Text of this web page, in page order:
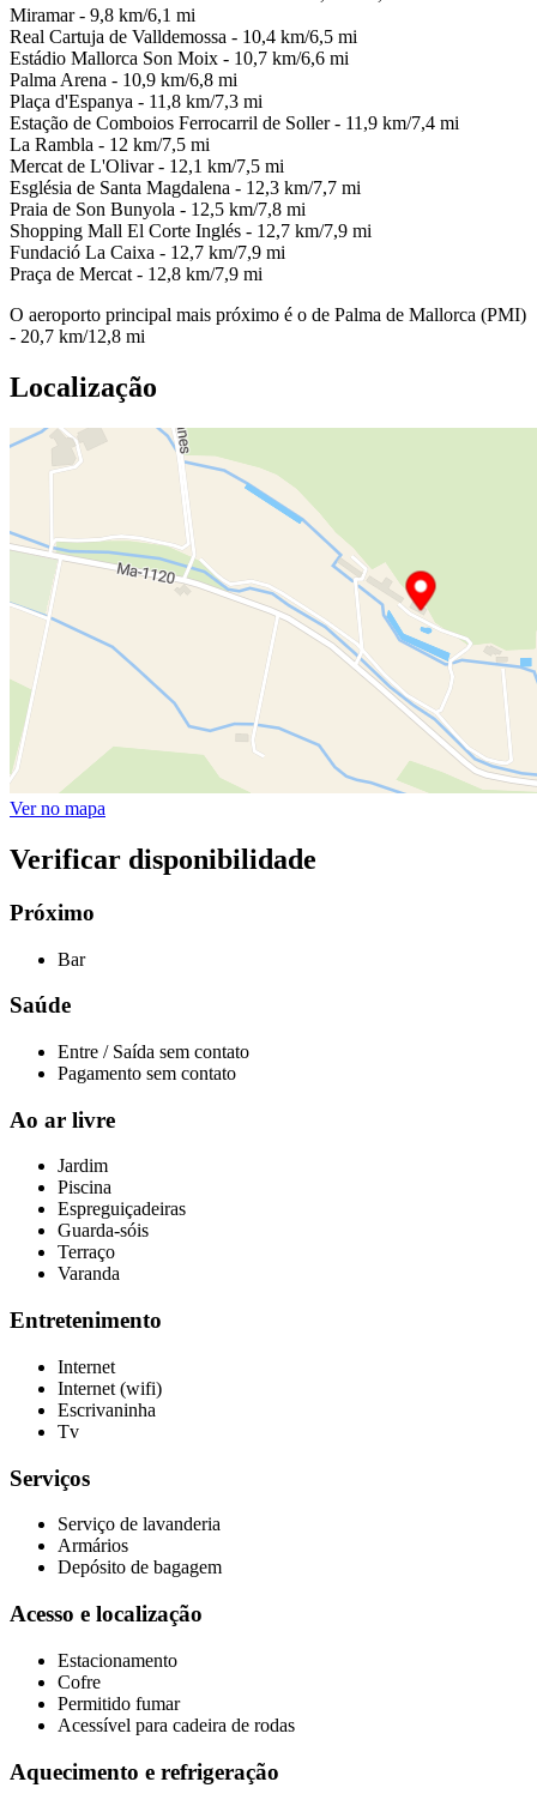
Miramar - 9,8 km/6,1 mi
Real Cartuja de Valldemossa - 10,4 km/6,5 mi
Estádio Mallorca Son Moix - 10,7 km/6,6 mi
Palma Arena - 10,9 km/6,8 mi
Plaça d'Espanya - 11,8 km/7,3 mi
Estação de Comboios Ferrocarril de Soller - 11,9 km/7,4 mi
La Rambla - 12 km/7,5 mi
Mercat de L'Olivar - 12,1 km/7,5 mi
Església de Santa Magdalena - 12,3 km/7,7 mi
Praia de Son Bunyola - 12,5 km/7,8 mi
Shopping Mall El Corte Inglés - 12,7 km/7,9 mi
Fundació La Caixa - 12,7 km/7,9 mi
Praça de Mercat - 12,8 km/7,9 mi
O aeroporto principal mais próximo é o de Palma de Mallorca (PMI)
- 20,7 km/12,8 mi
Localização
Ver no mapa
Verificar disponibilidade
Próximo
Bar
Saúde
Entre / Saída sem contato
Pagamento sem contato
Ao ar livre
Jardim
Piscina
Espreguiçadeiras
Guarda-sóis
Terraço
Varanda
Entretenimento
Internet
Internet (wifi)
Escrivaninha
Tv
Serviços
Serviço de lavanderia
Armários
Depósito de bagagem
Acesso e localização
Estacionamento
Cofre
Permitido fumar
Acessível para cadeira de rodas
Aquecimento e refrigeração